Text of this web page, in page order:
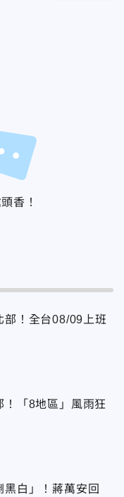
香！
部！全台08/09上班
！「8地區」風雨狂
白」！蔣萬安回